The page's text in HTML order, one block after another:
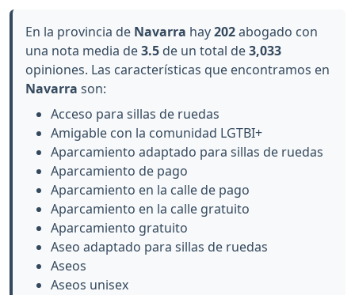
En la provincia de Navarra hay202abogado con
una nota media de3.5 de un total de3,033
opiniones. Las características que encontramos en
Navarra son:
Acceso para sillas de ruedas
Amigable con la comunidad LGTBI+
Aparcamiento adaptado para sillas de ruedas
Aparcamiento de pago
Aparcamiento en la calle de pago
Aparcamiento en la calle gratuito
Aparcamiento gratuito
Aseo adaptado para sillas de ruedas
Aseos
Aseos unisex